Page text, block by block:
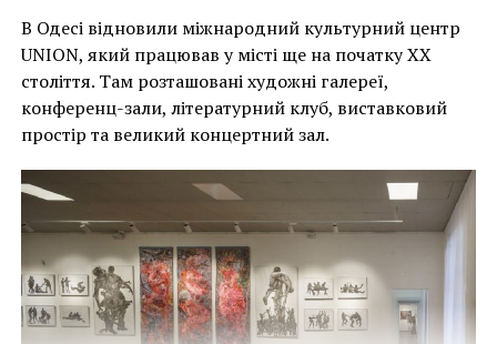
Хулігани, які намагалися зафарбувати мурал, злодії,
які відколювали зафарбовані фрагменти, щоб
продати їх у Facebook, тріщини в стіні та члени
окружної ради – це лише деякі з неприємностей, з
якими довелося зіткнутися Куттсам. Після крадіжки
їм довелося за власний кошт найняти охоронця,
який би наглядав за муралом вночі.
Єдиний вихід, кажуть Куттси, – це зняти 22-тонну
фреску, а для цього за останній місяць довелося
“зміцнити її 12 шарами смоли, скловолокна і
п’ятьма тоннами сталі, а також використовувати 40-
Хант Слонем “Thunderbunny”, 2022
В Одесі відновили міжнародний культурний центр
UNION, який працював у місті ще на початку XX
століття. Там розташовані художні галереї,
конференц-зали, літературний клуб, виставковий
простір та великий концертний зал.